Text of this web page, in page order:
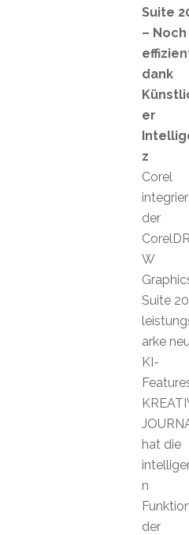
Suite
– Noch
dank
er
z
Corel
der
W
Suite
arke
KI-
hat die
n
der